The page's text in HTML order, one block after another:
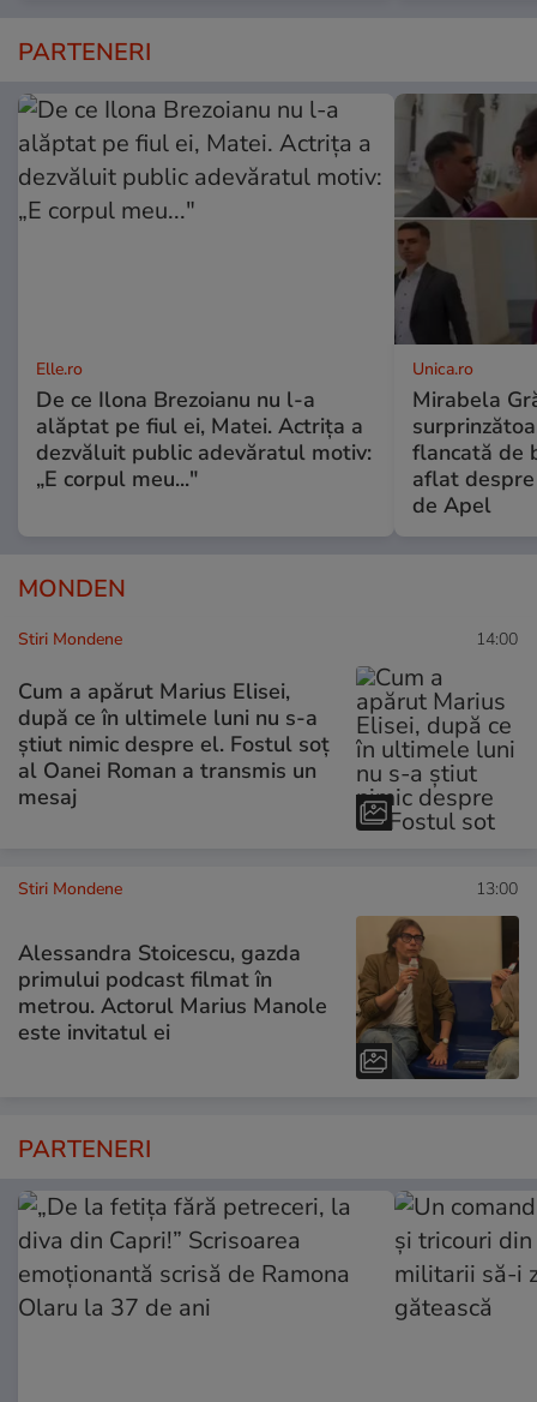
PARTENERI
Elle.ro
De ce Ilona Brezoianu nu l-a
alăptat pe fiul ei, Matei. Actrița a
dezvăluit public adevăratul motiv:
„E corpul meu..."
Unica.ro
Mirabela
flancată de
aflat
de Apel
MONDEN
Stiri Mondene 14:00
Cum a apărut Marius Elisei,
după ce în ultimele luni nu s-a
știut nimic despre el. Fostul soț
al Oanei Roman a transmis un
mesaj
Stiri Mondene 13:00
Alessandra Stoicescu, gazda
primului podcast filmat în
metrou. Actorul Marius Manole
este invitatul ei
PARTENERI